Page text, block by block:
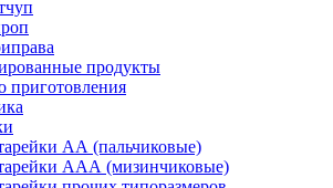
продукты
приготовления
АА (пальчиковые)
ААА (мизинчиковые)